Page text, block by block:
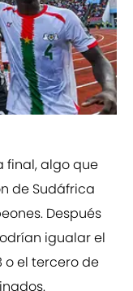
final, algo que
de Sudáfrica
Después
igualar el
o el tercero de